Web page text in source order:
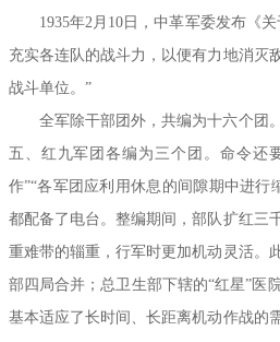
1935年2月10日，中革军委发布《
充实各连队的战斗力，以便有力地消灭
战斗单位。”
全军除干部团外，共编为十六个团
五、红九军团各编为三个团。命令还
作”“各军团应利用休息的间隙期中进
都配备了电台。整编期间，部队扩红三
重难带的辎重，行军时更加机动灵活。
部四局合并；总卫生部下辖的“红星”医
基本适应了长时间、长距离机动作战的